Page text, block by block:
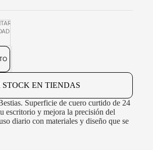
STOCK EN TIENDAS
Superficie de cuero curtido de 24
escritorio y mejora la precisión del
diario con materiales y diseño que se